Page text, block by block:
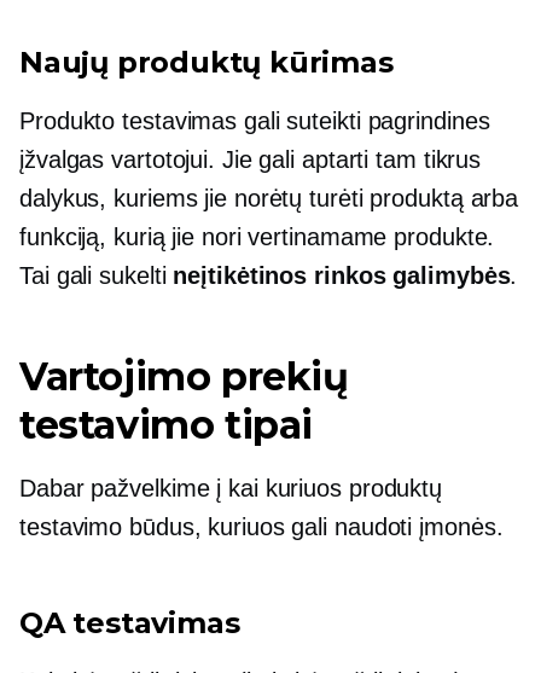
Naujų produktų kūrimas
Produkto testavimas gali suteikti pagrindines
įžvalgas vartotojui. Jie gali aptarti tam tikrus
dalykus, kuriems jie norėtų turėti produktą arba
funkciją, kurią jie nori vertinamame produkte.
Tai gali sukelti neįtikėtinos rinkos galimybės.
Vartojimo prekių
testavimo tipai
Dabar pažvelkime į kai kuriuos produktų
testavimo būdus, kuriuos gali naudoti įmonės.
QA testavimas